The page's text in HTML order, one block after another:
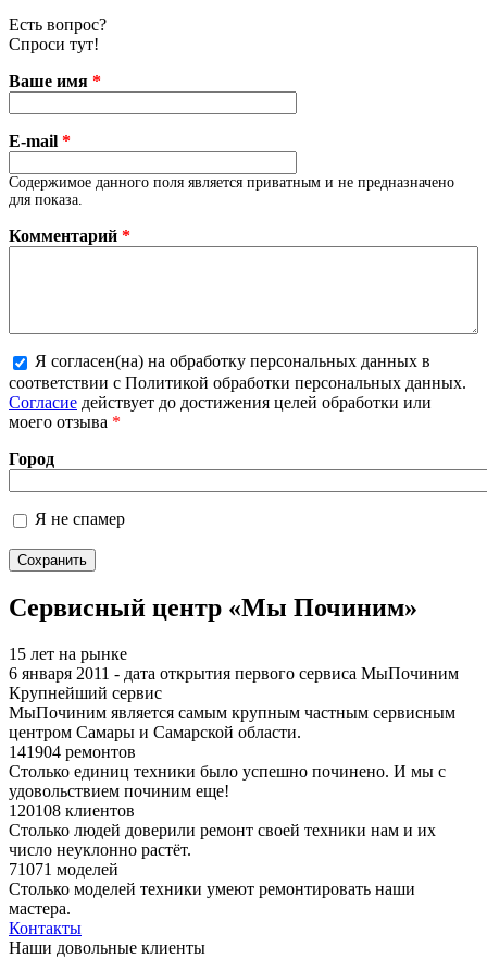
Есть вопрос?
Спроси тут!
Ваше имя *
E-mail *
Содержимое данного поля является приватным и не предназначено
для показа.
Комментарий *
Более подробная информация о текстовых
форматах
Я согласен(на) на обработку персональных данных в
соответствии с Политикой обработки персональных данных.
Согласие действует до достижения целей обработки или
моего отзыва *
Город
Я не спамер
Я спамер
Сервисный центр «Мы Починим»
15 лет на рынке
6 января 2011 - дата открытия первого сервиса МыПочиним
Крупнейший сервис
МыПочиним является самым крупным частным сервисным
центром Самары и Самарской области.
141904 ремонтов
Столько единиц техники было успешно починено. И мы с
удовольствием починим еще!
120108 клиентов
Столько людей доверили ремонт своей техники нам и их
число неуклонно растёт.
71071 моделей
Столько моделей техники умеют ремонтировать наши
мастера.
Контакты
Наши довольные клиенты